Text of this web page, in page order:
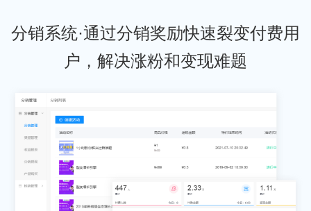
分销系统·通过分销奖励快速裂变付费用
户，解决涨粉和变现难题